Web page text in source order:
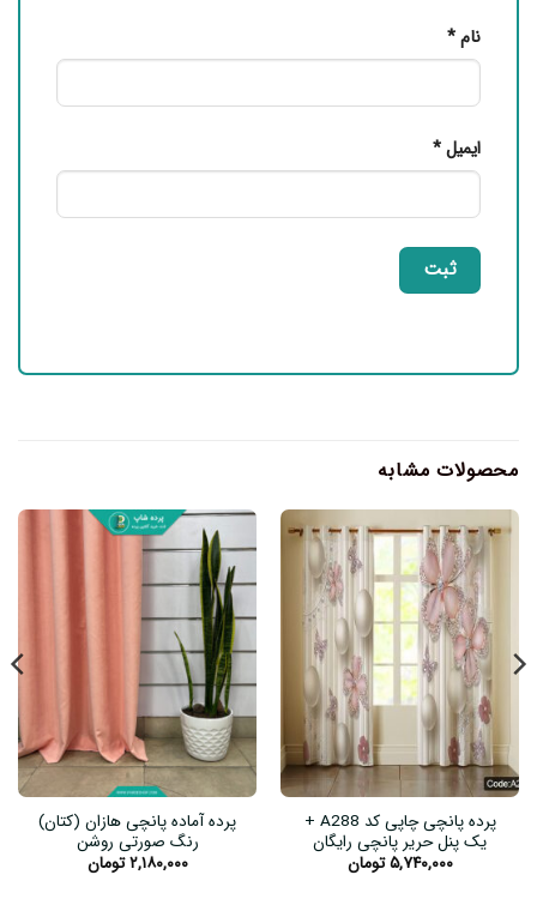
نام*
ایمیل*
محصولات مشابه
پرده پانچی چاپی کد A288 +
یک پنل حریر پانچی رایگان
۵,۷۴۰,۰۰۰ تومان
پرده آماده پانچی هازان (کتان)
رنگ صورتی روشن
۲,۱۸۰,۰۰۰ تومان